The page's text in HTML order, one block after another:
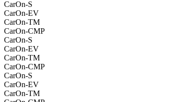
CarOn-S
CarOn-EV
CarOn-TM
CarOn-CMP
CarOn-S
CarOn-EV
CarOn-TM
CarOn-CMP
CarOn-S
CarOn-EV
CarOn-TM